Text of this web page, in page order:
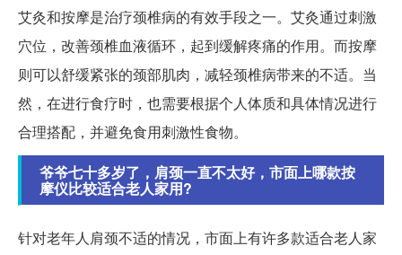
艾灸和按摩是治疗颈椎病的有效手段之一。艾灸通过刺激
穴位，改善颈椎血液循环，起到缓解疼痛的作用。而按摩
则可以舒缓紧张的颈部肌肉，减轻颈椎病带来的不适。当
然，在进行食疗时，也需要根据个人体质和具体情况进行
合理搭配，并避免食用刺激性食物。
爷爷七十多岁了，肩颈一直不太好，市面上哪款按
摩仪比较适合老人家用?
针对老年人肩颈不适的情况，市面上有许多款适合老人家